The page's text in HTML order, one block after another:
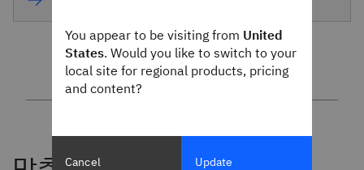
You appear to be visiting from United
States. Would you like to switch to your
local site for regional products, pricing
and content?
Cancel Update